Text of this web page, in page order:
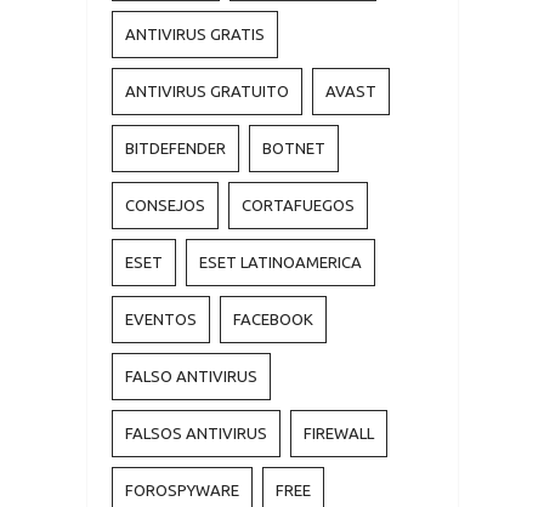
ANTIVIRUS GRATIS
ANTIVIRUS GRATUITO AVAST
BITDEFENDER BOTNET
CONSEJOS CORTAFUEGOS
ESET ESET LATINOAMERICA
EVENTOS FACEBOOK
FALSO ANTIVIRUS
FALSOS ANTIVIRUS FIREWALL
FOROSPYWARE FREE